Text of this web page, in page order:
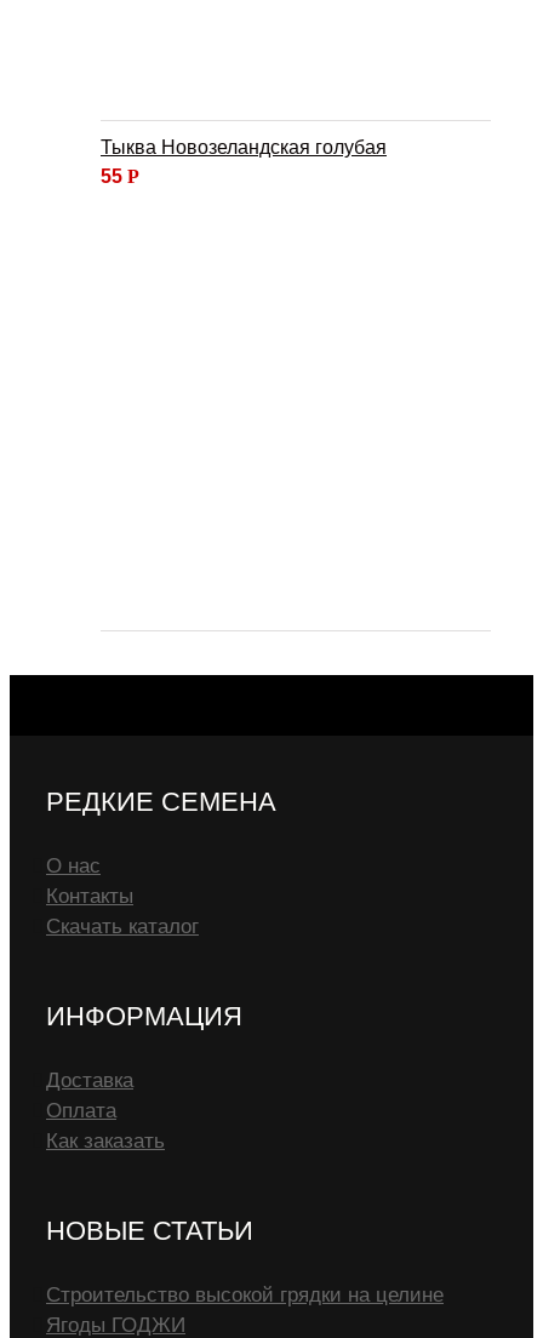
Тыква Новозеландская голубая
55 Р
РЕДКИЕ СЕМЕНА
О нас
Контакты
Скачать каталог
ИНФОРМАЦИЯ
Доставка
Оплата
Как заказать
НОВЫЕ СТАТЬИ
Строительство высокой грядки на целине
Ягоды ГОДЖИ